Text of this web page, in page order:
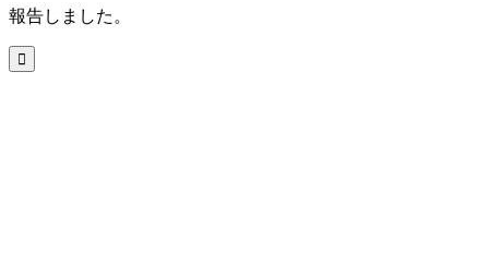
報告しました。
